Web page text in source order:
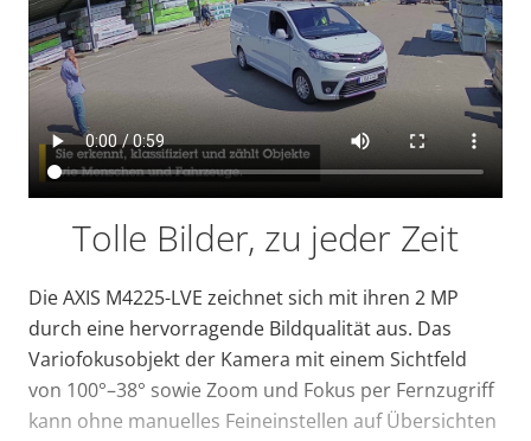
Tolle Bilder, zu jeder Zeit
Die AXIS M4225-LVE zeichnet sich mit ihren 2 MP
durch eine hervorragende Bildqualität aus. Das
Variofokusobjekt der Kamera mit einem Sichtfeld
von 100°–38° sowie Zoom und Fokus per Fernzugriff
kann ohne manuelles Feineinstellen auf Übersichten